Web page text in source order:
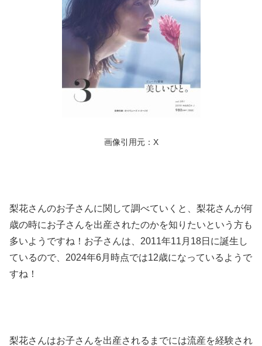
画像引用元：X
梨花さんのお子さんに関して調べていくと、梨花さんが何
歳の時にお子さんを出産されたのかを知りたいという方も
多いようですね！お子さんは、2011年11月18日に誕生し
ているので、2024年6月時点では12歳になっているようで
すね！
梨花さんはお子さんを出産されるまでには流産を経験され